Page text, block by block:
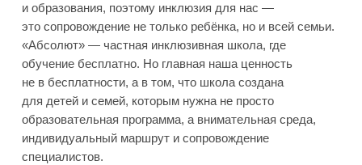
и образования, поэтому инклюзия для нас —
это сопровождение не только ребёнка, но и всей семьи.
«Абсолют» — частная инклюзивная школа, где
обучение бесплатно. Но главная наша ценность
не в бесплатности, а в том, что школа создана
для детей и семей, которым нужна не просто
образовательная программа, а внимательная среда,
индивидуальный маршрут и сопровождение
специалистов.